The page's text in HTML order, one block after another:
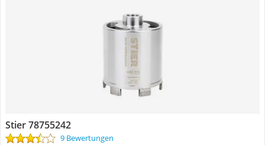
Stier ‎78755242
9 Bewertungen